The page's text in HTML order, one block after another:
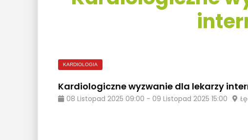
KARDIOLOGIA
Kardiologiczne wyzwanie dla lekarzy
08 Listopad 2025 09:00 -09 Listopad 2025 15:00